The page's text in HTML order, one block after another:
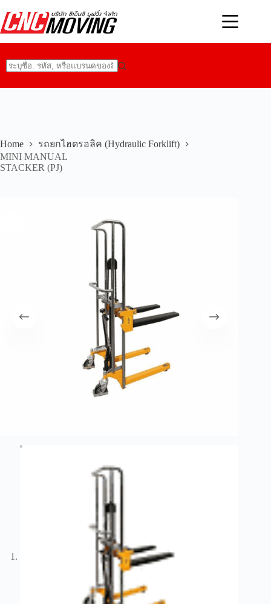
to
content
results
Home
รถยกไฮดรอลิค (Hydraulic Forklift)
MINI MANUAL
STACKER (PJ)